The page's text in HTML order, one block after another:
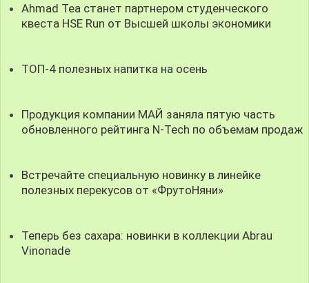
Ahmad Tea станет партнером студенческого
квеста HSE Run от Высшей школы экономики
ТОП-4 полезных напитка на осень
Продукция компании МАЙ заняла пятую часть
обновленного рейтинга N-Tech по объемам продаж
Встречайте специальную новинку в линейке
полезных перекусов от «ФрутоНяни»
Теперь без сахара: новинки в коллекции Abrau
Vinonade